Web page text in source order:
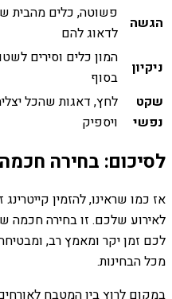
הגשה
פשוטה, כלים מהבית
לדאוג להם
ניקיון
המון כלים וסירים
בסוף
שקט
נפשי
לחץ, דאגות שהכל
ויספיק
לסיכום: בחירה
אז כמו שראינו, להזמין
לאירוע שלכם. זו בחירה
לכם זמן יקר ומאמץ רב,
מכל הבחינות.
במקום לרוץ בין המטבח